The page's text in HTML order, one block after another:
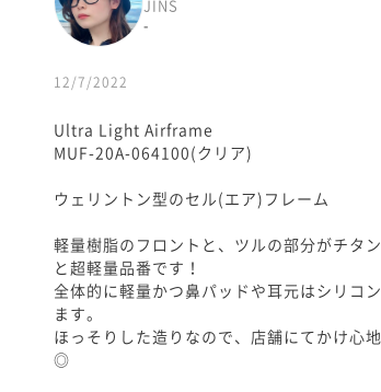
JINS
-
12/7/2022
Ultra Light Airframe
MUF-20A-064100(クリア)
ウェリントン型のセル(エア)フレーム
軽量樹脂のフロントと、ツルの部分がチタ
と超軽量品番です！
全体的に軽量かつ鼻パッドや耳元はシリコ
ます。
ほっそりした造りなので、店舗にてかけ心
◎